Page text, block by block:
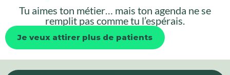
Tu aimes ton métier… mais ton agenda ne se
remplit pas comme tu l’espérais.
Je veux attirer plus de patients